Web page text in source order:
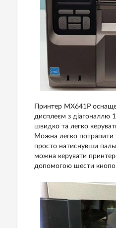
Принтер МХ641P
дисплеєм з діагоналлю
швидко та легко
Можна легко потрапити
просто натиснувши
можна керувати
допомогою шести